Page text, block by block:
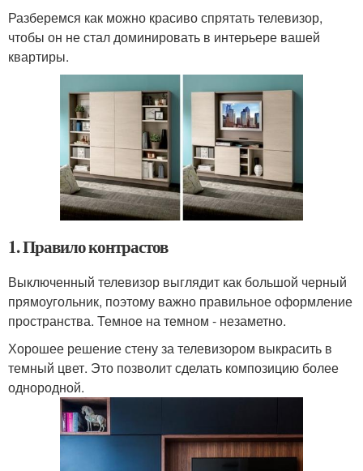
Разберемся как можно красиво спрятать телевизор,
чтобы он не стал доминировать в интерьере вашей
квартиры.
1. Правило контрастов
Выключенный телевизор выглядит как большой черный
прямоугольник, поэтому важно правильное оформление
пространства. Темное на темном - незаметно.
Хорошее решение стену за телевизором выкрасить в
темный цвет. Это позволит сделать композицию более
однородной.